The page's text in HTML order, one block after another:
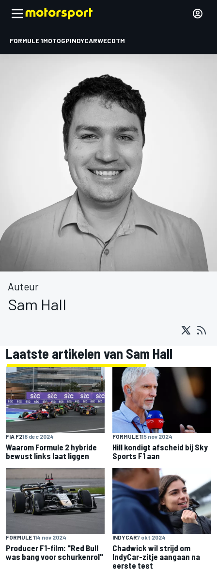
FORMULE 1MOTOGPINDYCARWECDTM
Auteur
Sam Hall
Laatste artikelen van Sam Hall
FIA F218 dec 2024
Waarom Formule 2 hybride
bewust links laat liggen
FORMULE 115 nov 2024
Hill kondigt afscheid bij Sky
Sports F1 aan
FORMULE 114 nov 2024
Producer F1-film: "Red Bull
was bang voor schurkenrol"
INDYCAR7 okt 2024
Chadwick wil strijd om
IndyCar-zitje aangaan na
eerste test